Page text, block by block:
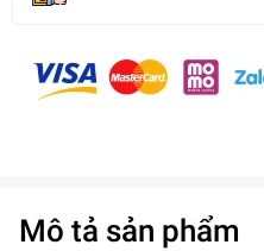
Mô tả sản phẩm